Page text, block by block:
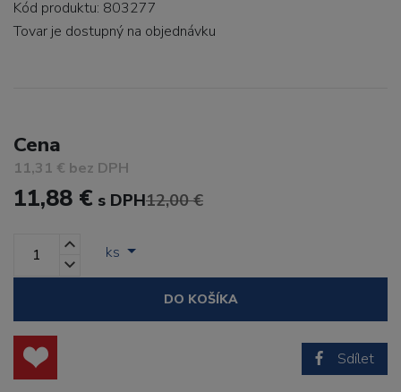
Kód produktu: 803277
Tovar je dostupný na objednávku
Cena
11,31 € bez DPH
11,88 € s DPH12,00 €
ks
DO KOŠÍKA
Sdílet